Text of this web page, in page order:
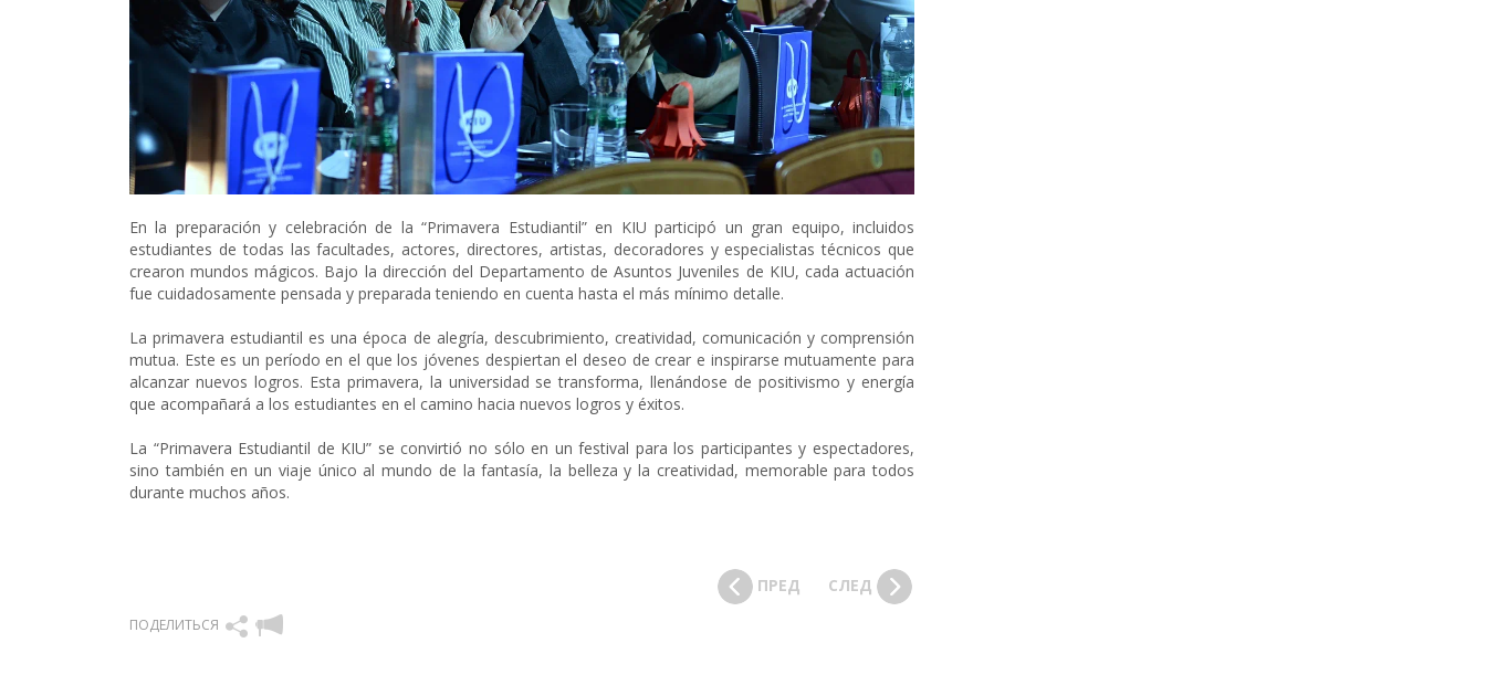
En la preparación y celebración de la “Primavera Estudiantil” en KIU participó un gran equipo, incluidos
estudiantes de todas las facultades, actores, directores, artistas, decoradores y especialistas técnicos que
crearon mundos mágicos. Bajo la dirección del Departamento de Asuntos Juveniles de KIU, cada actuación
fue cuidadosamente pensada y preparada teniendo en cuenta hasta el más mínimo detalle.
La primavera estudiantil es una época de alegría, descubrimiento, creatividad, comunicación y comprensión
mutua. Este es un período en el que los jóvenes despiertan el deseo de crear e inspirarse mutuamente para
alcanzar nuevos logros. Esta primavera, la universidad se transforma, llenándose de positivismo y energía
que acompañará a los estudiantes en el camino hacia nuevos logros y éxitos.
La “Primavera Estudiantil de KIU” se convirtió no sólo en un festival para los participantes y espectadores,
sino también en un viaje único al mundo de la fantasía, la belleza y la creatividad, memorable para todos
durante muchos años.
ПОДЕЛИТЬСЯ
ПРЕД СЛЕД